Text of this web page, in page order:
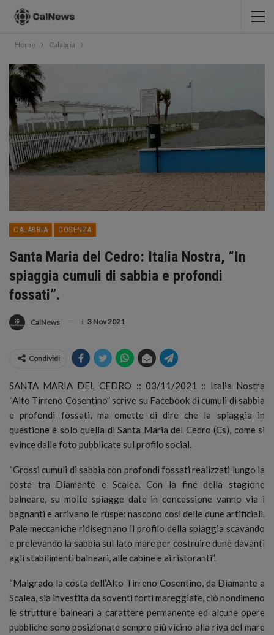
Home Calabria
CALABRIA COSENZA
Santa Maria del Cedro: Italia Nostra, “In
spiaggia cumuli di sabbia e profondi
fossati”.
CalNews il 3 Nov 2021
Condividi
SANTA MARIA DEL CEDRO :: 03/11/2021 :: Italia Nostra
“Alto Tirreno Cosentino” scrive su Facebook di cumuli di sabbia
e profondi fossati, ma omette di dire che la spiaggia in
questione è solo quella di Santa Maria del Cedro (Cs), come si
evince dalle foto pubblicate sul profilo social.
“Grossi cumuli di sabbia con profondi fossati realizzati lungo la
costa tra Diamante e Scalea. Con la fine della stagione
balneare, su molte spiagge date in concessione vanno via i
bagnanti e arrivano le ruspe: nascono così delle dune artificiali.
Pale meccaniche ridisegnano il profilo della spiaggia scavando
e prelevando la sabbia sul lato mare per costruire dune davanti
agli stabilimenti balneari, alle cabine e ai ristoranti”.
“Malgrado la costa dell’Alto Tirreno Cosentino, da Diamante a
Scalea, sia investita da soventi forti mareggiate, ciò nondimeno
le strutture balneari a carattere permanente ed alcune opere
pubbliche sono posizionate sempre più vicino alla riva del mare